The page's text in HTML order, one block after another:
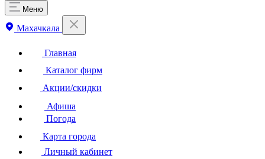
Меню
Махачкала
Главная
Каталог фирм
Акции/скидки
Афиша
Погода
Карта города
Личный кабинет